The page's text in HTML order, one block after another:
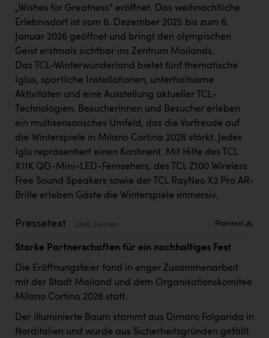
Jesolo
Jane Goodall Institute Austria
Kärcher
Karin Liedl
KEBA
KIWI Kinderwunsch Institut Dr. Loimer
KLIPP Frisör
Kleider Bauer
Kremsmüller Anlagenbau GmbH
Orlen
PEZ
„Wishes for Greatness“ eröffnet. Das weihnachtliche
Erlebnisdorf ist vom 6. Dezember 2025 bis zum 6.
Januar 2026 geöffnet und bringt den olympischen
Geist erstmals sichtbar ins Zentrum Mailands.
Das TCL-Winterwunderland bietet fünf thematische
Iglus, sportliche Installationen, unterhaltsame
Aktivitäten und eine Ausstellung aktueller TCL-
Technologien. Besucherinnen und Besucher erleben
ein multisensorisches Umfeld, das die Vorfreude auf
die Winterspiele in Milano Cortina 2026 stärkt. Jedes
Iglu repräsentiert einen Kontinent. Mit Hilfe des TCL
X11K QD-Mini-LED-Fernsehers, des TCL Z100 Wireless
Free Sound Speakers sowie der TCL RayNeo X3 Pro AR-
Brille erleben Gäste die Winterspiele immersiv.
Pressetext 2346 Zeichen Plaintext
Starke Partnerschaften für ein nachhaltiges Fest
Die Eröffnungsfeier fand in enger Zusammenarbeit
mit der Stadt Mailand und dem Organisationskomitee
Milano Cortina 2026 statt.
Der illuminierte Baum stammt aus Dimaro Folgarida in
Norditalien und wurde aus Sicherheitsgründen gefällt.